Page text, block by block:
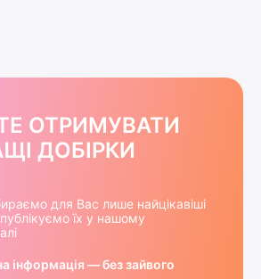
ОТРИМУВАТИ
ДОБІРКИ
для Вас лише найцікавіші
публікуємо їх у нашому
інформація — без зайвого